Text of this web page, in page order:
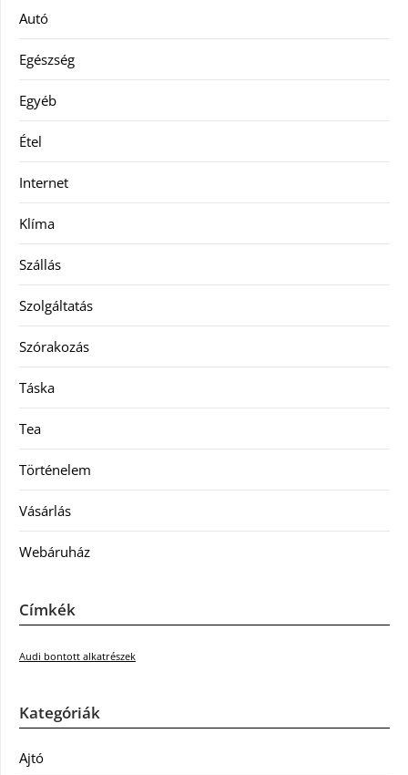
Autó
Egészség
Egyéb
Étel
Internet
Klíma
Szállás
Szolgáltatás
Szórakozás
Táska
Tea
Történelem
Vásárlás
Webáruház
Címkék
Audi bontott alkatrészek
Kategóriák
Ajtó